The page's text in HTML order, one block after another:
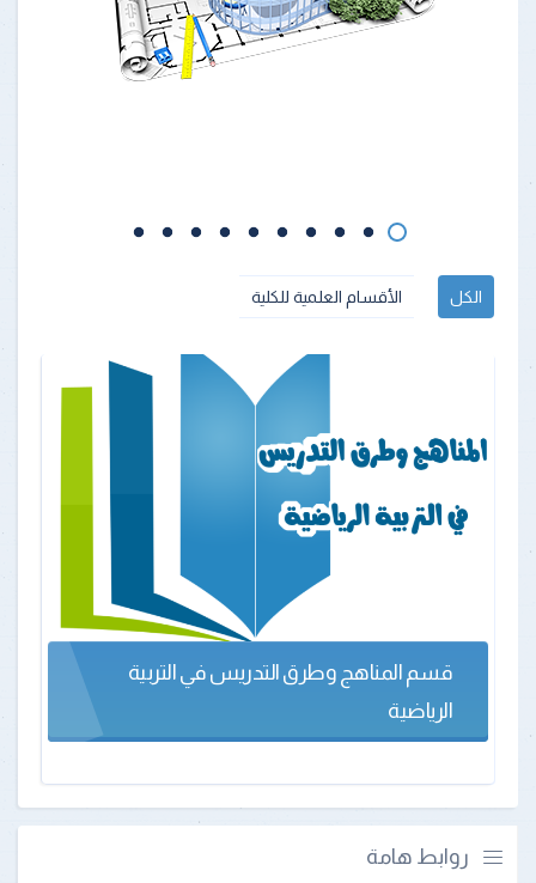
الكل الأقسام العلمية للكلية
قسم المناهج وطرق التدريس في التربية
الرياضية
روابط هامة